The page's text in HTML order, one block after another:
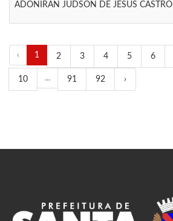
ADONIRAN JUDSON DE JESUS CASTRO
‹ 1 2 3 4 5 6
10 ... 91 92 ›